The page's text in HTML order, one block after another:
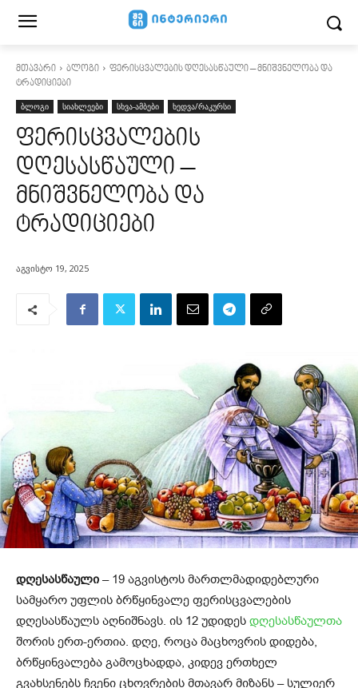
მთავარი ბლოგი
ფერისცვალების დღესასწაული – მნიშვნელობა და
ტრადიციები
ბლოგი სიახლეები სხვა-ამბები ხედვა/რაკურსი
ფერისცვალების
დღესასწაული –
მნიშვნელობა და
ტრადიციები
აგვისტო 19, 2025
დღესასწაული – 19 აგვისტოს მართლმადიდებლური
სამყარო უფლის ბრწყინვალე ფერისცვალების
დღესასწაულს აღნიშნავს. ის 12 უდიდეს დღესასწაულთა
შორის ერთ-ერთია. დღე, როცა მაცხოვრის დიდება,
ბრწყინვალება გამოცხადდა, კიდევ ერთხელ
გვახსენებს ჩვენი ცხოვრების მთავარ მიზანს – სულიერ